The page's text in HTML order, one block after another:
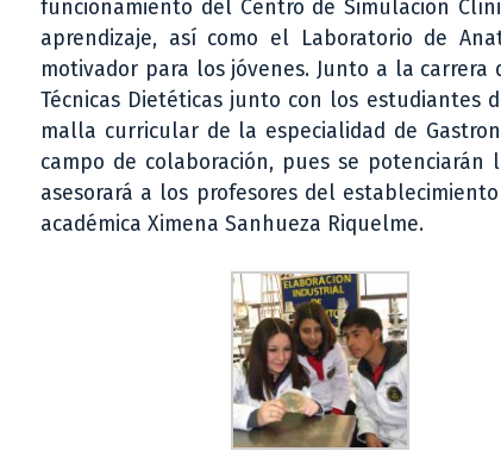
funcionamiento del Centro de Simulación
aprendizaje, así como el Laboratorio de
motivador para los jóvenes. Junto a la
Técnicas Dietéticas junto con los estudiantes
malla curricular de la especialidad de
campo de colaboración, pues se
asesorará a los profesores del
académica Ximena Sanhueza Riquelme.